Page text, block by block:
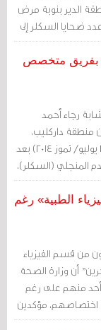
منطقة الدير بنوبة مرض
ضحايا السكلر إلى
بفريق متخصص
رجاء أحمد
من منطقة داركليب،
فجر أمس الخميس (31 يوليو/ تموز 2014) بعد
المنجلي (السكلر)،
إلى الثلاثين في
الطبية» رغم
من قسم الفيزياء
أن وزارة الصحة
منهم على رغم
اختصاصهم، مؤكدين
اثنين من